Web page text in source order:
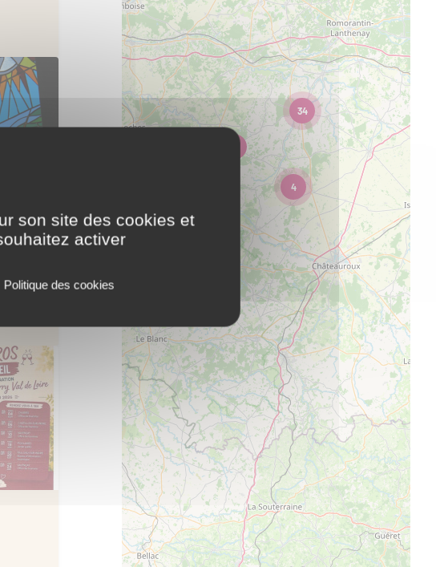
4
34
son site des cookies et
activer
Politique des cookies